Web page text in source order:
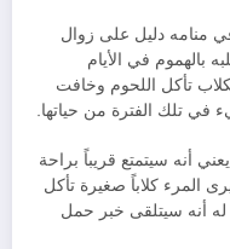
منامه دليل على زوال
بالهموم في الأيام
تأكل اللحوم وخافت
في تلك الفترة من حياتها.
أنه سيتمتع قريباً براحة
المرء كلاباً صغيرة تأكل
أنه سيتلقى خبر حمل